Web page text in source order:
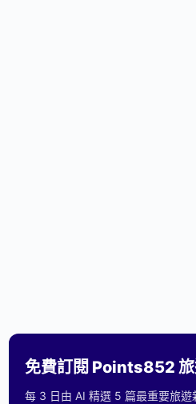
免費訂閱 Points852
每 3 日由 AI 精選 5 篇最重要旅遊